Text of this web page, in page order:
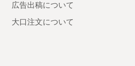
広告出稿について
大口注文について